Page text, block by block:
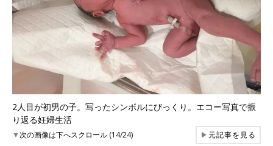
2人目が初男の子。写ったシンボルにびっくり。エコー写真で振
り返る妊婦生活
▼次の画像は下へスクロール (14/24) ▶元記事を見る